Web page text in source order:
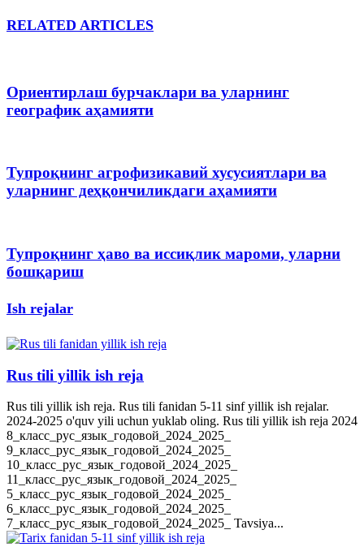
RELATED ARTICLES
Ориентирлаш бурчаклари ва уларнинг
географик аҳамияти
Тупроқнинг агрофизикавий хусусиятлари ва
уларнинг деҳқончиликдаги аҳамияти
Тупроқнинг ҳаво ва иссиқлик мароми, уларни
бошқариш
Ish rejalar
Rus tili yillik ish reja
Rus tili yillik ish reja. Rus tili fanidan 5-11 sinf yillik ish rejalar.
2024-2025 o'quv yili uchun yuklab oling. Rus tili yillik ish reja 2024
8_класс_рус_язык_годовой_2024_2025_
9_класс_рус_язык_годовой_2024_2025_
10_класс_рус_язык_годовой_2024_2025_
11_класс_рус_язык_годовой_2024_2025_
5_класс_рус_язык_годовой_2024_2025_
6_класс_рус_язык_годовой_2024_2025_
7_класс_рус_язык_годовой_2024_2025_ Tavsiya...